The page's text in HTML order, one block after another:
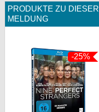
PRODUKTE ZU DIESER
MELDUNG
-25%